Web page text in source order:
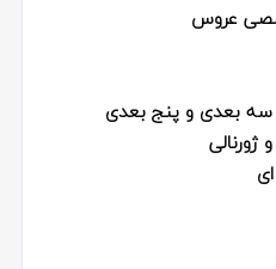
عروس
بعدی و پنج بعدی
ژورنالی